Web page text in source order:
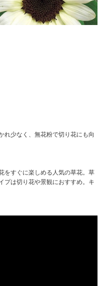
れ少なく、無花粉で切り花にも向
をすぐに楽しめる人気の草花。草
プは切り花や景観におすすめ。キ